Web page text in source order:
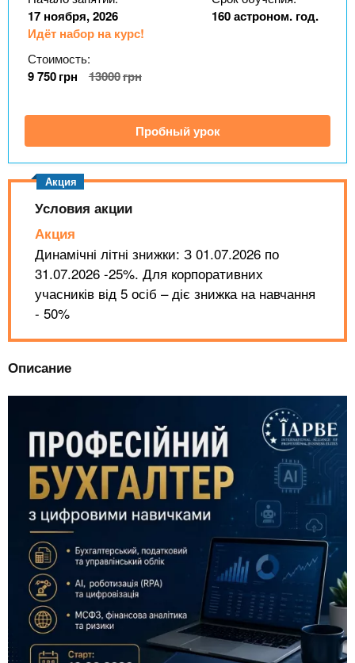
n
s
.
i
n
o
н
и
17 ноября, 2026
Идёт набор на курс!
160 астроном. год.
Стоимость:
9 750грн 13000грн
Пробный урок
Условия акции
Акция
Динамічні літні знижки: З 01.07.2026 по
31.07.2026 -25%. Для корпоративних
учасників від 5 осіб – діє знижка на навчання
- 50%
Описание